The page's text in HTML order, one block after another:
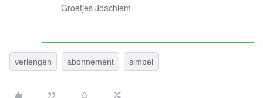
Groetjes Joachiem
verlengen abonnement simpel